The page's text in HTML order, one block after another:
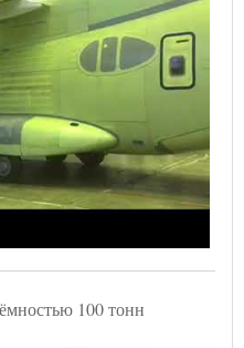
100 тонн